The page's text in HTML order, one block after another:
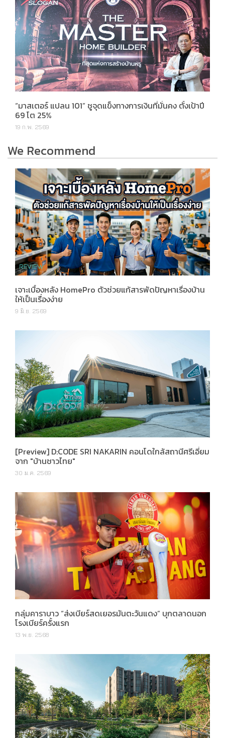
“มาสเตอร์ แปลน 101” ชูจุดแข็งทางการเงินที่มั่นคง ตั้งเป้าปี
69 โต 25%
19 ก.พ. 2569
We Recommend
เจาะเบื้องหลัง HomePro ตัวช่วยแก้สารพัดปัญหาเรื่องบ้าน
ให้เป็นเรื่องง่าย
9 มิ.ย. 2569
[Preview] D:CODE SRI NAKARIN คอนโดใกล้สถานีศรีเอี่ยม
จาก "บ้านชาวไทย"
30 ม.ค. 2569
กลุ่มคาราบาว “ส่งเบียร์สดเยอรมันตะวันแดง” บุกตลาดนอก
โรงเบียร์ครั้งแรก
13 พ.ย. 2568